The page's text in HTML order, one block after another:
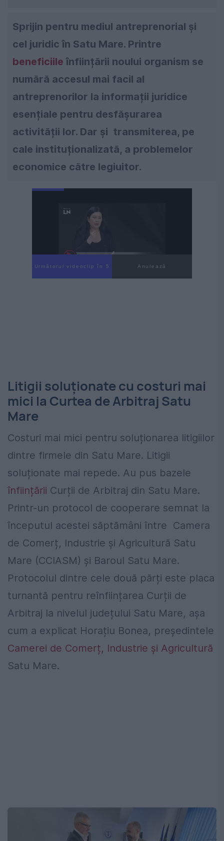
Sprijin pentru mediul antreprenorial și
cel juridic în Satu Mare. Printre
beneficiile înființării noului organism se
numără accesul mai facil al
antreprenorilor la informații juridice
esențiale pentru desfășurarea
activității lor. Dar și transmiterea, pe
cale instituționalizată, a problemelor
economice către legiuitor.
Următorul videoclip în 4 Anulează
Litigii soluționate cu costuri mai
mici la Curtea de Arbitraj Satu
Mare
Costuri mai mici pentru soluționarea litigiilor
dintre firmele din Satu Mare. Litigii
soluționate mai repede. Au pus bazele
înființării Curții de Arbitraj din Satu Mare.
Printr-un protocol de cooperare semnat la
începutul acestei săptămâni între Camera
de Comerț, Industrie și Agricultură Satu
Mare (CCIASM) și Baroul Satu Mare.
Protocolul dintre cele două părți este placa
turnantă pentru reînființarea Curții de
Arbitraj la nivelul județului Satu Mare, așa
cum a explicat Horațiu Bonea, președintele
Camerei de Comerț, Industrie și Agricultură
Satu Mare.